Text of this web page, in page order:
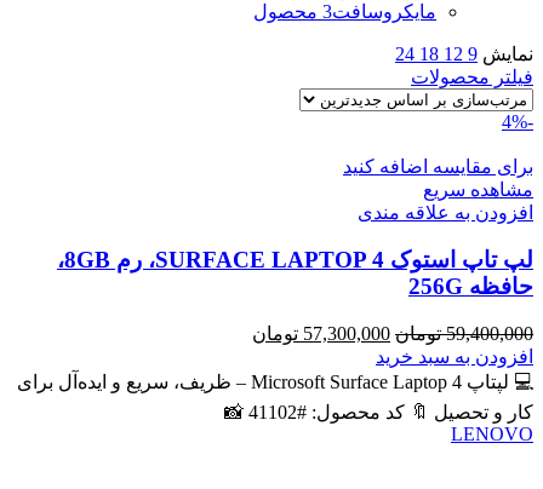
مایکروسافت3 محصول
نمایش 9
12
18
24
فیلتر محصولات
-4%
برای مقایسه اضافه کنید
مشاهده سریع
افزودن به علاقه مندی
لپ تاپ استوک SURFACE LAPTOP 4، رم 8GB،
حافظه 256G
59,400,000 تومان قیمت
اصلی
59,400,000 تومان
57,300,000 تومان
57,300,000 تومان
است.
افزودن به سبد خرید
💻 لپتاپ Microsoft Surface Laptop 4 – ظریف، سریع و ایده‌آل برای
کار و تحصیل 🔖 کد محصول: #41102 📸
LENOVO